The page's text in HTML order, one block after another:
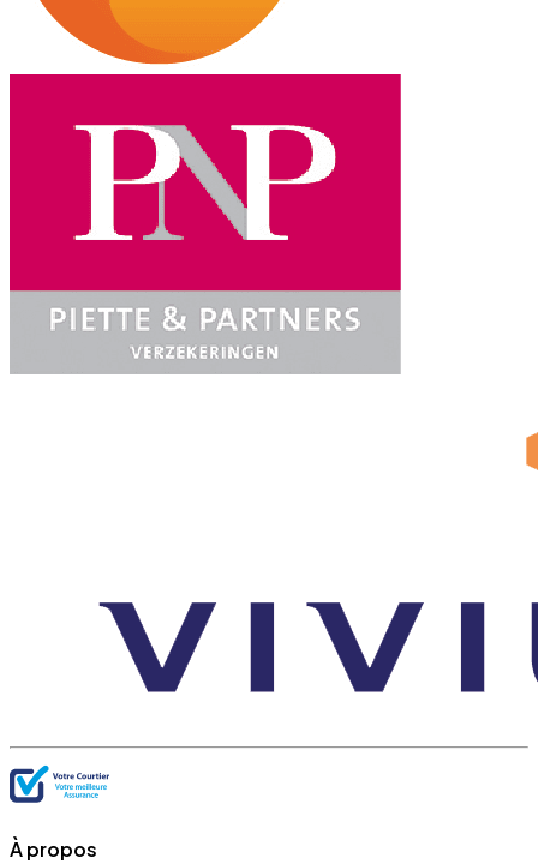
À propos